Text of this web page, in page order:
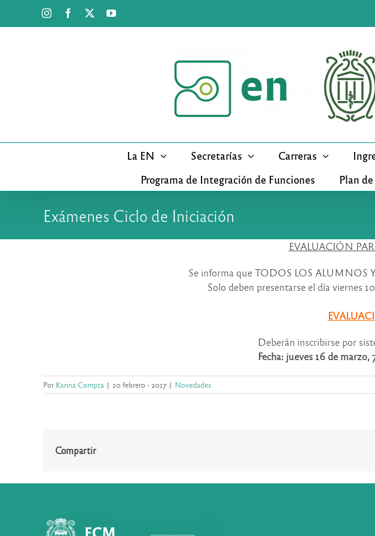
InstagramFacebook YouTube
La EN Secretarías Carreras
Programa de Integración de Funciones
Plan
Exámenes Ciclo de Iniciación
EVALUACIÓN
Se informa que TODOS LOS ALUMNOS
Solo deben presentarse el día viernes
Deberán inscribirse por
Fecha: jueves 16 de marzo,
PorKarina Compta | 20 febrero - 2017 | Novedades
Compartir